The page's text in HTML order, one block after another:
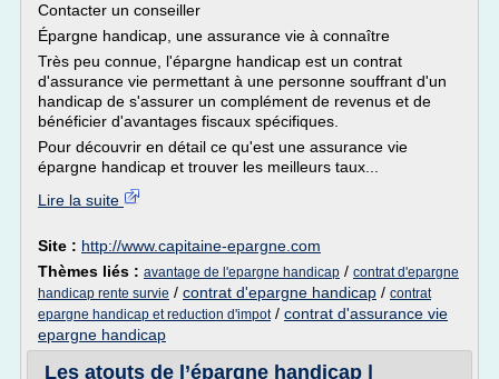
Contacter un conseiller
Épargne handicap, une assurance vie à connaître
Très peu connue, l'épargne handicap est un contrat
d'assurance vie permettant à une personne souffrant d'un
handicap de s'assurer un complément de revenus et de
bénéficier d'avantages fiscaux spécifiques.
Pour découvrir en détail ce qu'est une assurance vie
épargne handicap et trouver les meilleurs taux...
Lire la suite
Site : http://www.capitaine-epargne.com
Thèmes liés : avantage de l'epargne handicap / contrat d'epargne
handicap rente survie / contrat d'epargne handicap / contrat
epargne handicap et reduction d'impot/ contrat d'assurance vie
epargne handicap
Les atouts de l’épargne handicap |